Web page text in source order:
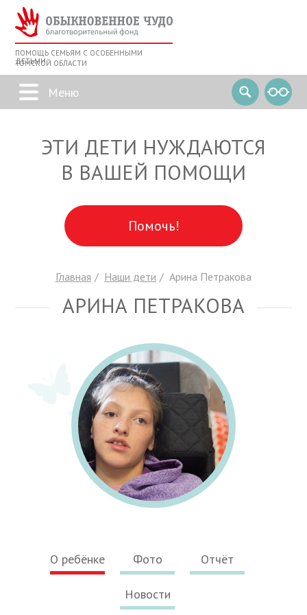
ПОМОЩЬ СЕМЬЯМ С ОСОБЕННЫМИ
ДЕТЬМИ
ТОМСКОЙ ОБЛАСТИ
ЭТИ ДЕТИ НУЖДАЮТСЯ
В ВАШЕЙ ПОМОЩИ
Помочь!
Главная Наши дети Арина Петракова
АРИНА ПЕТРАКОВА
О ребёнке Фото Отчёт
Новости